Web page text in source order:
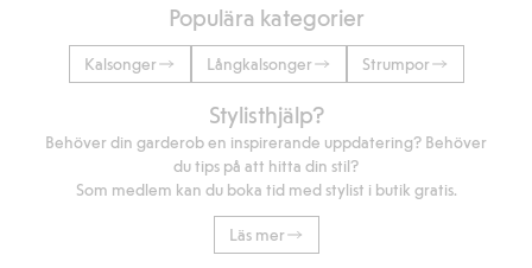
Populära kategorier
Kalsonger Långkalsonger Strumpor
Stylisthjälp?
Behöver din garderob en inspirerande uppdatering? Behöver
du tips på att hitta din stil?
Som medlem kan du boka tid med stylist i butik gratis.
Läs mer